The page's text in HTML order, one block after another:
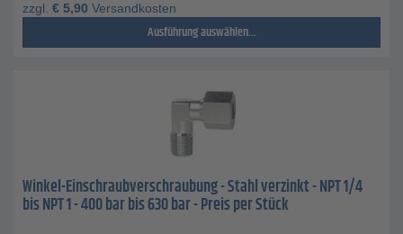
zzgl. € 5,90 Versandkosten
Ausführung auswählen...
Winkel-Einschraubverschraubung - Stahl verzinkt - NPT 1/4
bis NPT 1 - 400 bar bis 630 bar - Preis per Stück